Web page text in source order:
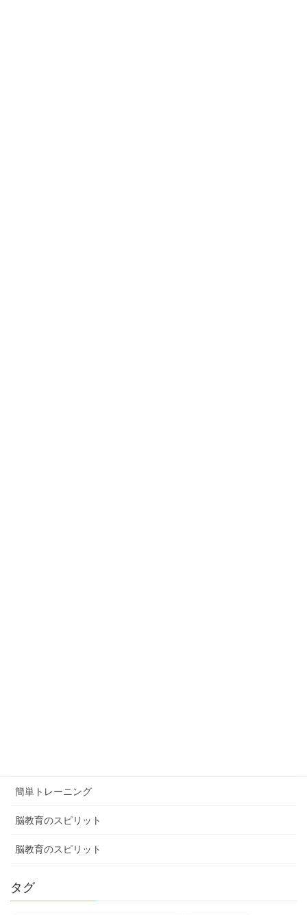
簡単トレーニング
脳教育のスピリット
脳教育のスピリット
タグ